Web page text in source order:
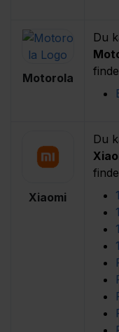
Motorola
Du
Xiaomi
Du